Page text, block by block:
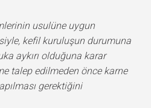
usulüne uygun
kefil kuruluşun durumuna
aykırı olduğuna karar
talep edilmeden önce karne
gerektiğini